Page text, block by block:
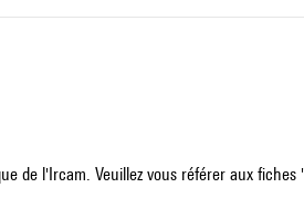
de l'Ircam. Veuillez vous référer aux fiches